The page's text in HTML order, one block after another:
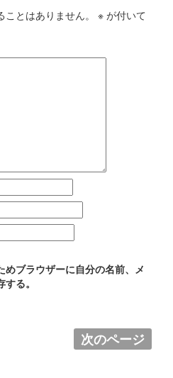
とはありません。 ※ が付いて
ブラウザーに自分の名前、メ
る。
次のページ